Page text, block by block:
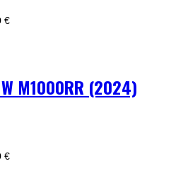
€
M1000RR (2024)
€